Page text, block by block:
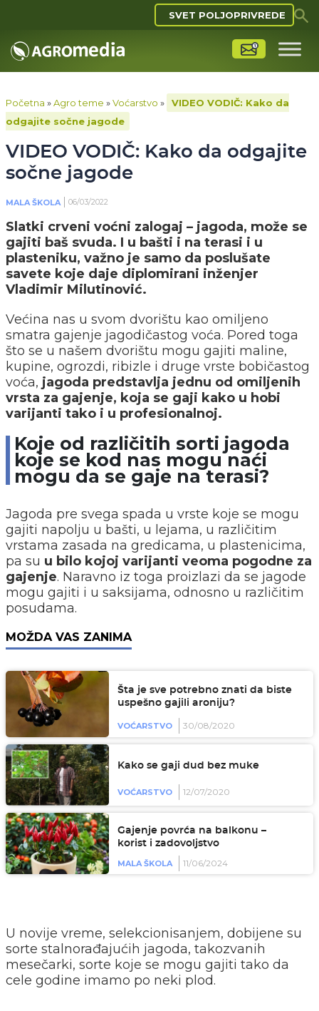
SVET POLJOPRIVREDE
Početna »Agro teme »Voćarstvo »
VIDEO VODIČ: Kako da
odgajite sočne jagode
VIDEO VODIČ: Kako da odgajite
sočne jagode
MALA ŠKOLA 06/03/2022
Slatki crveni voćni zalogaj – jagoda, može se
gajiti baš svuda. I u bašti i na terasi i u
plasteniku, važno je samo da poslušate
savete koje daje diplomirani inženjer
Vladimir Milutinović.
Većina nas u svom dvorištu kao omiljeno
smatra gajenje jagodičastog voća. Pored toga
što se u našem dvorištu mogu gajiti maline,
kupine, ogrozdi, ribizle i druge vrste bobičastog
voća, jagoda predstavlja jednu od omiljenih
vrsta za gajenje, koja se gaji kako u hobi
varijanti tako i u profesionalnoj.
Koje od različitih sorti jagoda
koje se kod nas mogu naći
mogu da se gaje na terasi?
Jagoda pre svega spada u vrste koje se mogu
gajiti napolju u bašti, u lejama, u različitim
vrstama zasada na gredicama, u plastenicima,
pa su u bilo kojoj varijanti veoma pogodne za
gajenje. Naravno iz toga proizlazi da se jagode
mogu gajiti i u saksijama, odnosno u različitim
posudama.
MOŽDA VAS ZANIMA
Šta je sve potrebno znati da biste
uspešno gajili aroniju?
VOĆARSTVO 30/08/2020
Kako se gaji dud bez muke
VOĆARSTVO 12/07/2020
Gajenje povrća na balkonu –
korist i zadovoljstvo
MALA ŠKOLA 11/06/2024
U novije vreme, selekcionisanjem, dobijene su
sorte stalnorađajućih jagoda, takozvanih
mesečarki, sorte koje se mogu gajiti tako da
cele godine imamo po neki plod.